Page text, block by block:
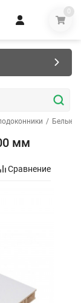
0
/ Белые
мм
Сравнение